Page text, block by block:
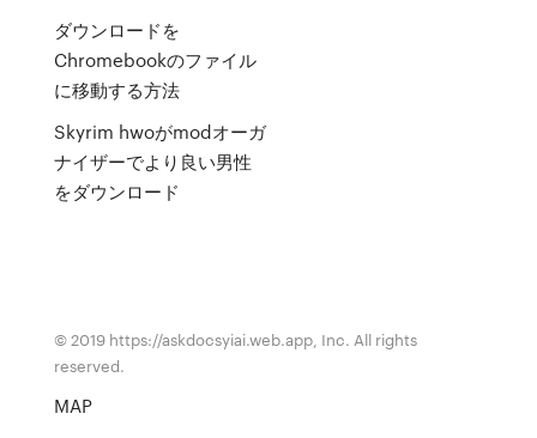
ダウンロードを
Chromebookのファイル
に移動する方法
Skyrim hwoがmodオーガ
ナイザーでより良い男性
をダウンロード
© 2019 https://askdocsyiai.web.app, Inc. All rights
reserved.
MAP